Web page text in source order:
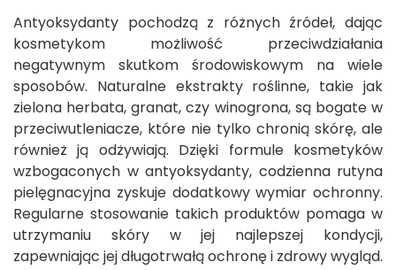
Antyoksydanty pochodzą z różnych źródeł, dając
kosmetykom możliwość przeciwdziałania
negatywnym skutkom środowiskowym na wiele
sposobów. Naturalne ekstrakty roślinne, takie jak
zielona herbata, granat, czy winogrona, są bogate w
przeciwutleniacze, które nie tylko chronią skórę, ale
również ją odżywiają. Dzięki formule kosmetyków
wzbogaconych w antyoksydanty, codzienna rutyna
pielęgnacyjna zyskuje dodatkowy wymiar ochronny.
Regularne stosowanie takich produktów pomaga w
utrzymaniu skóry w jej najlepszej kondycji,
zapewniając jej długotrwałą ochronę i zdrowy wygląd.